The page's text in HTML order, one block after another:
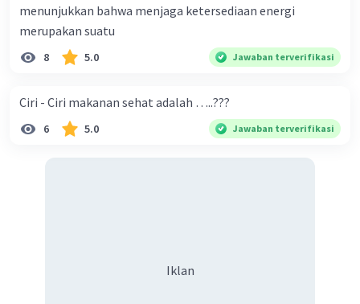
menunjukkan bahwa menjaga ketersediaan energi
merupakan suatu
8 5.0 Jawaban terverifikasi
Ciri - Ciri makanan sehat adalah …..???
6 5.0 Jawaban terverifikasi
Iklan